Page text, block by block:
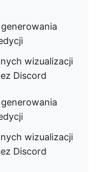
wizualizacji
Discord
wizualizacji
Discord